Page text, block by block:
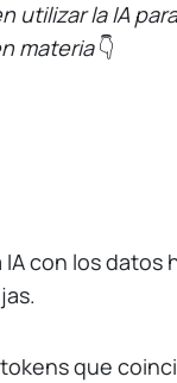
la IA
materia 👇
con los datos
que